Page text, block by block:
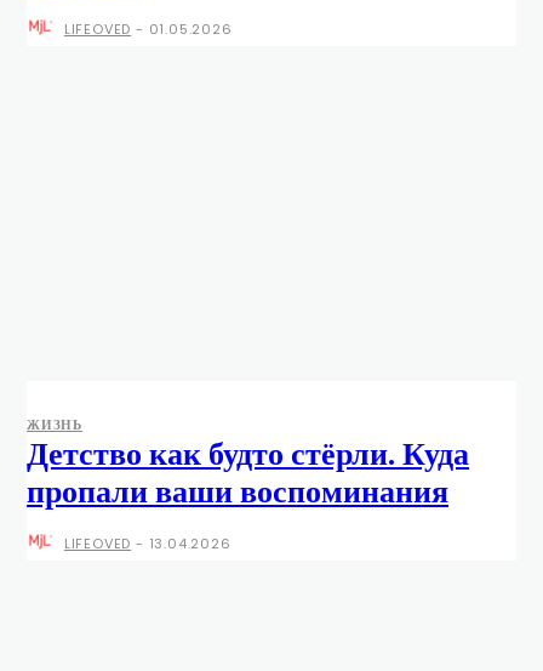
LIFEOVED - 01.05.2026
ЖИЗНЬ
Детство как будто стёрли. Куда
пропали ваши воспоминания
LIFEOVED - 13.04.2026